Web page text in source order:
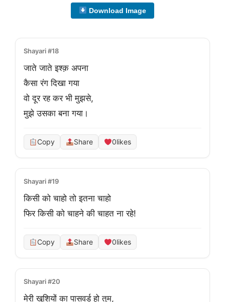
Download Image
Shayari #18
जाते जाते इश्क़ अपना
कैसा रंग दिखा गया
वो दूर रह कर भी मुझसे,
मुझे उसका बना गया।
Copy Share 0likes
Shayari #19
किसी को चाहो तो इतना चाहो
फिर किसी को चाहने की चाहत ना रहे!
Copy Share 0likes
Shayari #20
मेरी खुशियों का पासवर्ड हो तुम,